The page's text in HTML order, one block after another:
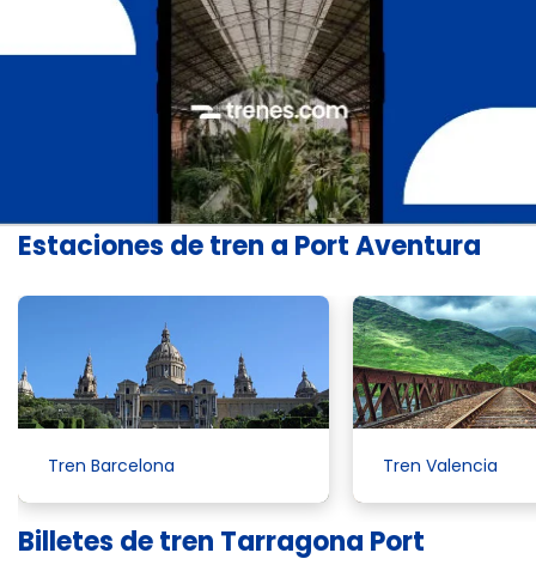
Estaciones de tren a Port Aventura
Tren Barcelona Tren Valencia
Billetes de tren Tarragona Port